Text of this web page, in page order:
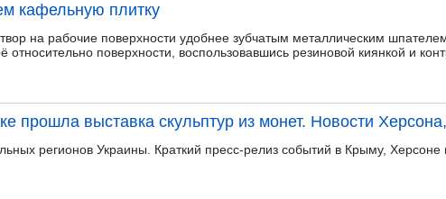
кафельную плитку
на рабочие поверхности удобнее зубчатым металлическим
относительно поверхности, воспользовавшись резиновой киянкой и
прошла выставка скульптур из монет. Новости
регионов Украины. Краткий пресс-релиз событий в Крыму,